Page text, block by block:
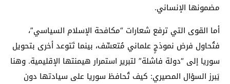
مضمونها الإنساني.
أما القوى التي ترفع شعارات “مكافحة الإسلام السياسي”،
فتُحاول فرض نموذجٍ علماني مُتعسِّف، بينما تَتوعد أخرى بتحويل
سوريا إلى “دولة فاشلة” لتبرير استمرار هيمنتها الإقليمية. وهنا
يَبرز السؤال المصيري: كيف تُحافظ سوريا على سيادتها دون